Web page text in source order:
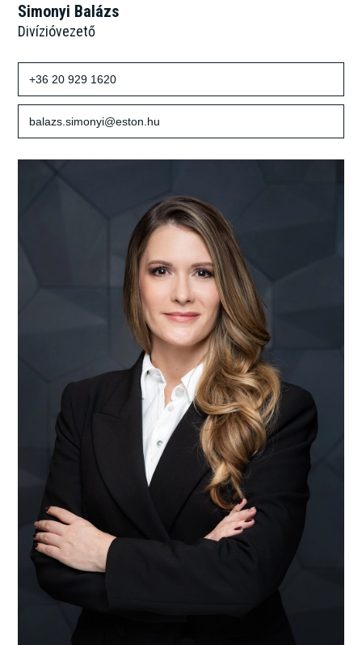
Simonyi Balázs
Divízióvezető
+36 20 929 1620
balazs.simonyi@eston.hu